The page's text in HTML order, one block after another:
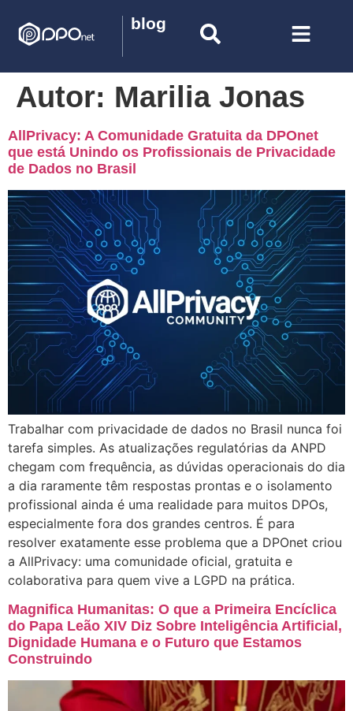
blog
Autor: Marilia Jonas
AllPrivacy: A Comunidade Gratuita da DPOnet
que está Unindo os Profissionais de Privacidade
de Dados no Brasil
Trabalhar com privacidade de dados no Brasil nunca foi
tarefa simples. As atualizações regulatórias da ANPD
chegam com frequência, as dúvidas operacionais do dia
a dia raramente têm respostas prontas e o isolamento
profissional ainda é uma realidade para muitos DPOs,
especialmente fora dos grandes centros. É para
resolver exatamente esse problema que a DPOnet criou
a AllPrivacy: uma comunidade oficial, gratuita e
colaborativa para quem vive a LGPD na prática.
Magnifica Humanitas: O que a Primeira Encíclica
do Papa Leão XIV Diz Sobre Inteligência Artificial,
Dignidade Humana e o Futuro que Estamos
Construindo